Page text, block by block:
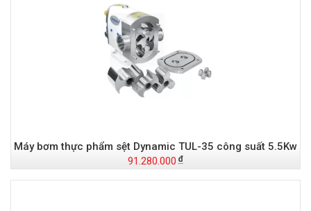
Máy bơm thực phẩm sệt Dynamic TUL-35 công suất 5.5Kw
91.280.000